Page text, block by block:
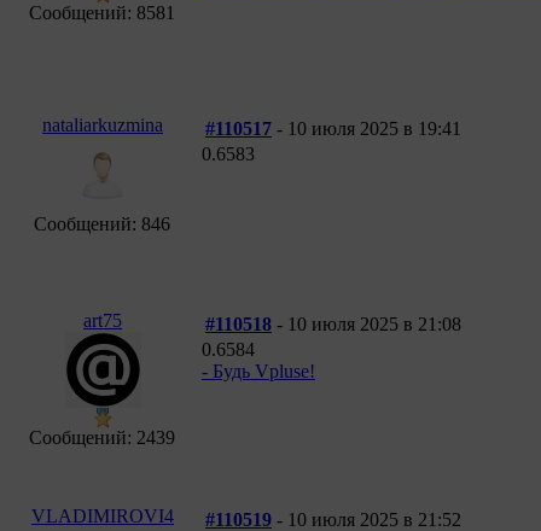
Сообщений: 8581
nataliarkuzmina
Сообщений: 846
#110517 - 10 июля 2025 в 19:41
0.6583
art75
Сообщений: 2439
#110518 - 10 июля 2025 в 21:08
0.6584
- Будь Vpluse!
VLADIMIROVI4 #110519 - 10 июля 2025 в 21:52